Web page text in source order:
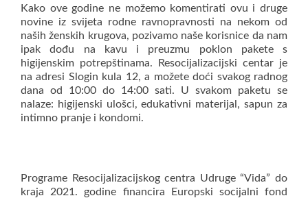
Kako ove godine ne možemo komentirati ovu i druge
novine iz svijeta rodne ravnopravnosti na nekom od
naših ženskih krugova, pozivamo naše korisnice da nam
ipak dođu na kavu i preuzmu poklon pakete s
higijenskim potrepštinama. Resocijalizacijski centar je
na adresi Slogin kula 12, a možete doći svakog radnog
dana od 10:00 do 14:00 sati. U svakom paketu se
nalaze: higijenski ulošci, edukativni materijal, sapun za
intimno pranje i kondomi.
Programe Resocijalizacijskog centra Udruge “Vida” do
kraja 2021. godine financira Europski socijalni fond